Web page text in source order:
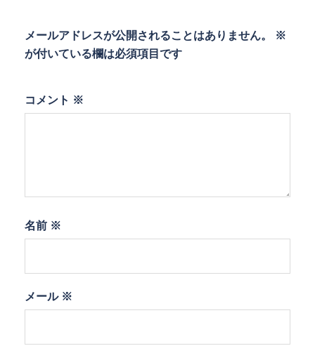
メールアドレスが公開されることはありません。
※
が付いている欄は必須項目です
コメント ※
名前 ※
メール ※